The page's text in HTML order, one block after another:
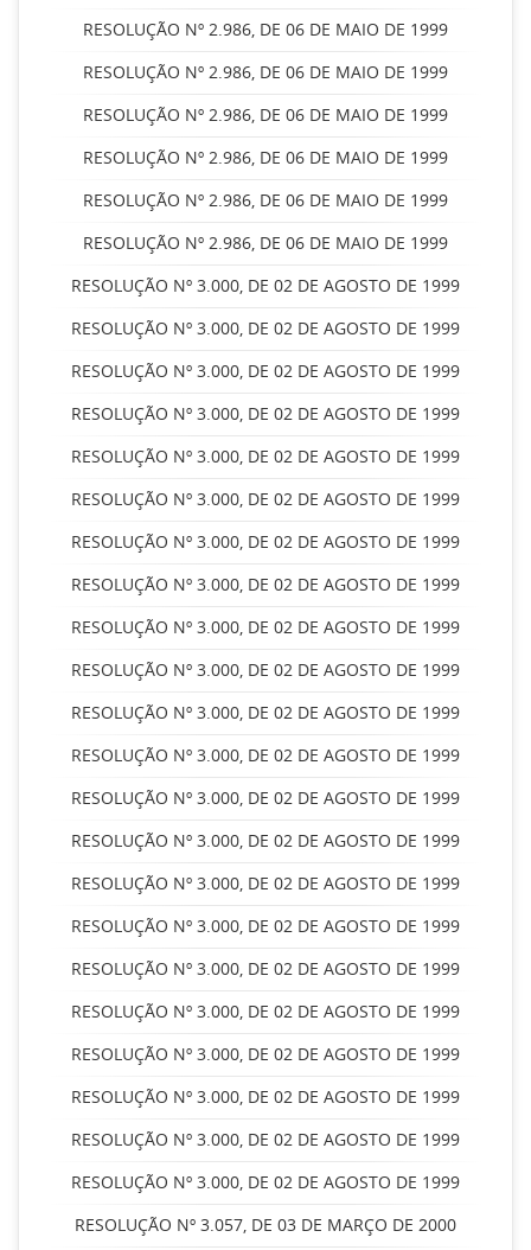
RESOLUÇÃO Nº 2.986, DE 06 DE MAIO DE 1999
RESOLUÇÃO Nº 2.986, DE 06 DE MAIO DE 1999
RESOLUÇÃO Nº 2.986, DE 06 DE MAIO DE 1999
RESOLUÇÃO Nº 2.986, DE 06 DE MAIO DE 1999
RESOLUÇÃO Nº 2.986, DE 06 DE MAIO DE 1999
RESOLUÇÃO Nº 2.986, DE 06 DE MAIO DE 1999
RESOLUÇÃO Nº 3.000, DE 02 DE AGOSTO DE 1999
RESOLUÇÃO Nº 3.000, DE 02 DE AGOSTO DE 1999
RESOLUÇÃO Nº 3.000, DE 02 DE AGOSTO DE 1999
RESOLUÇÃO Nº 3.000, DE 02 DE AGOSTO DE 1999
RESOLUÇÃO Nº 3.000, DE 02 DE AGOSTO DE 1999
RESOLUÇÃO Nº 3.000, DE 02 DE AGOSTO DE 1999
RESOLUÇÃO Nº 3.000, DE 02 DE AGOSTO DE 1999
RESOLUÇÃO Nº 3.000, DE 02 DE AGOSTO DE 1999
RESOLUÇÃO Nº 3.000, DE 02 DE AGOSTO DE 1999
RESOLUÇÃO Nº 3.000, DE 02 DE AGOSTO DE 1999
RESOLUÇÃO Nº 3.000, DE 02 DE AGOSTO DE 1999
RESOLUÇÃO Nº 3.000, DE 02 DE AGOSTO DE 1999
RESOLUÇÃO Nº 3.000, DE 02 DE AGOSTO DE 1999
RESOLUÇÃO Nº 3.000, DE 02 DE AGOSTO DE 1999
RESOLUÇÃO Nº 3.000, DE 02 DE AGOSTO DE 1999
RESOLUÇÃO Nº 3.000, DE 02 DE AGOSTO DE 1999
RESOLUÇÃO Nº 3.000, DE 02 DE AGOSTO DE 1999
RESOLUÇÃO Nº 3.000, DE 02 DE AGOSTO DE 1999
RESOLUÇÃO Nº 3.000, DE 02 DE AGOSTO DE 1999
RESOLUÇÃO Nº 3.000, DE 02 DE AGOSTO DE 1999
RESOLUÇÃO Nº 3.000, DE 02 DE AGOSTO DE 1999
RESOLUÇÃO Nº 3.000, DE 02 DE AGOSTO DE 1999
RESOLUÇÃO Nº 3.057, DE 03 DE MARÇO DE 2000